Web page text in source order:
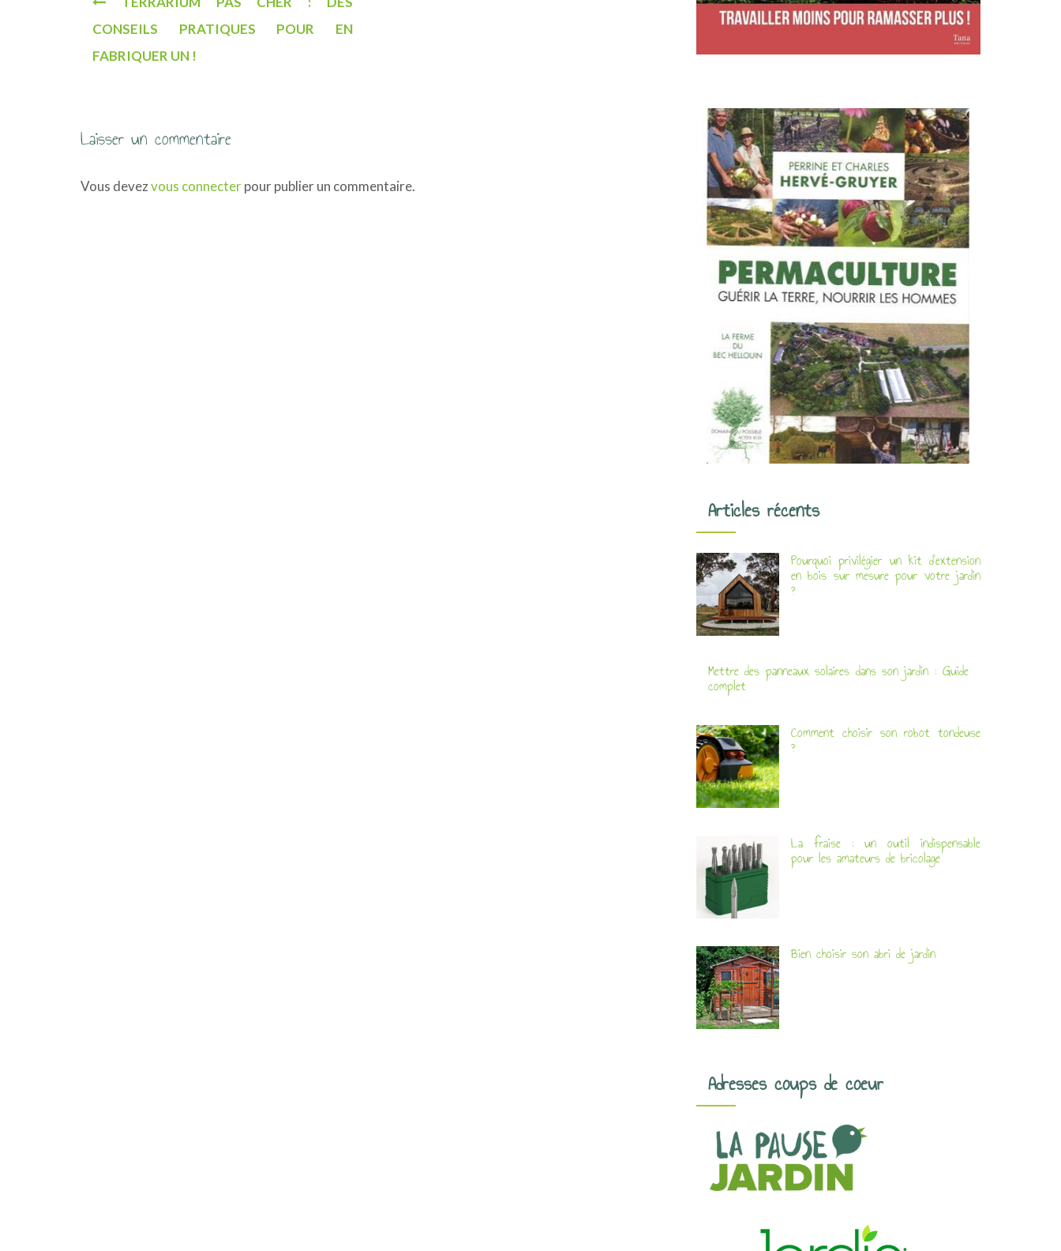
a
t
CONSEILS PRATIQUES POUR EN
FABRIQUER UN !
Laisser un commentaire
Vous devezvous connecterpour publier un commentaire.
Articles récents
Pourquoi privilégier un kit d’extension
en bois sur mesure pour votre jardin
?
Mettre des panneaux solaires dans son jardin : Guide
complet
Comment choisir son robot tondeuse
?
La fraise : un outil indispensable
pour les amateurs de bricolage
Bien choisir son abri de jardin
Adresses coups de coeur